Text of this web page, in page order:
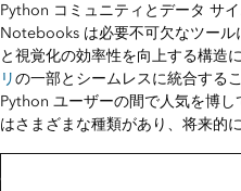
Python コミュニティとデータ サ
Notebooks は必要不可欠なツー
と視覚化の効率性を向上する構造
リの一部とシームレスに統合する
Python ユーザーの間で人気を博
はさまざまな種類があり、将来的
GIS での Jupyter Notebooks の使用